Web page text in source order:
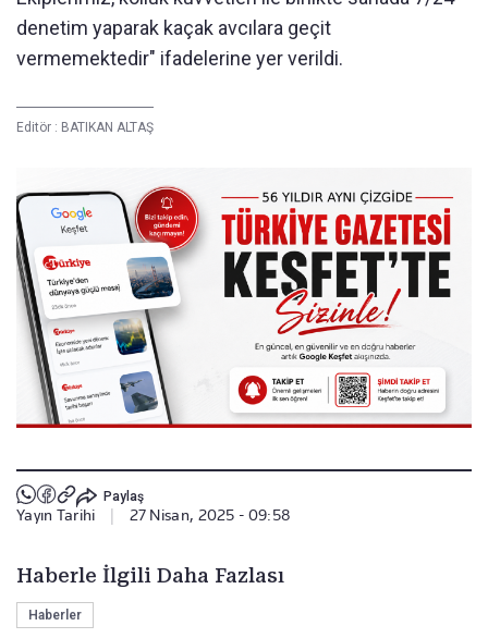
denetim yaparak kaçak avcılara geçit
vermemektedir" ifadelerine yer verildi.
Editör : BATIKAN ALTAŞ
Paylaş
Yayın Tarihi 27 Nisan, 2025 - 09:58
Haberle İlgili Daha Fazlası
Haberler